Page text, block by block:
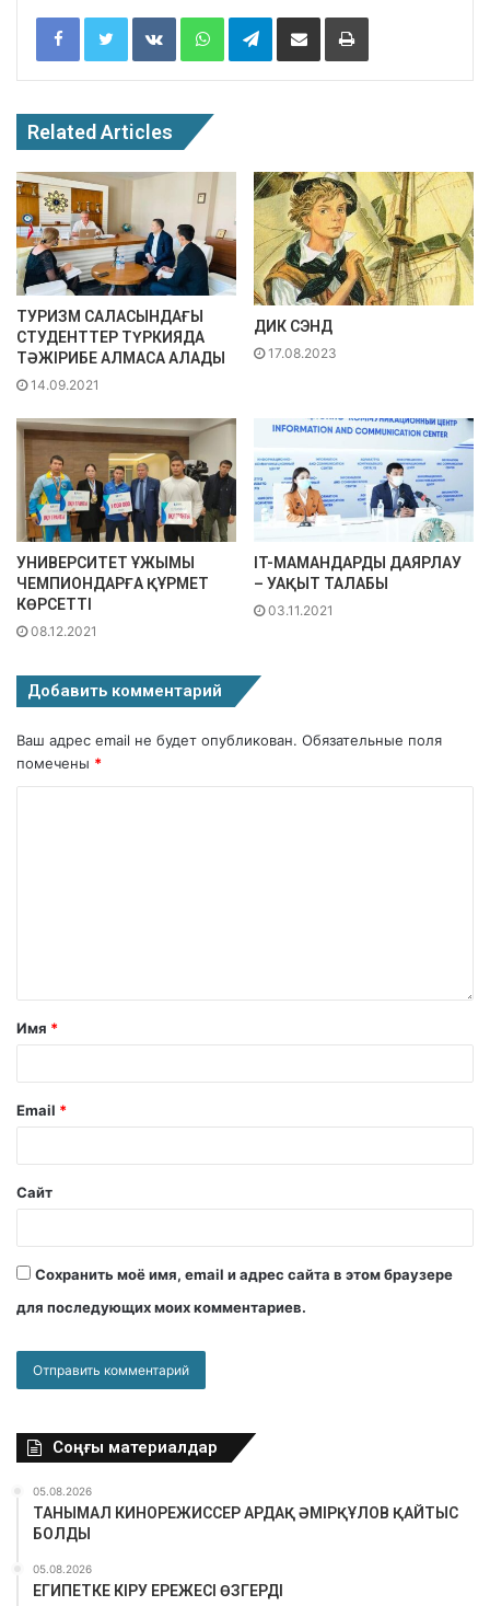
Facebook Twitter VKontakte WhatsApp Telegram
Related Articles
ТУРИЗМ САЛАСЫНДАҒЫ
СТУДЕНТТЕР ТҮРКИЯДА
ТӘЖІРИБЕ АЛМАСА АЛАДЫ
14.09.2021
ДИК СЭНД
17.08.2023
УНИВЕРСИТЕТ ҰЖЫМЫ
ЧЕМПИОНДАРҒА ҚҰРМЕТ
КӨРСЕТТІ
08.12.2021
IT-МАМАНДАРДЫ ДАЯРЛАУ
– УАҚЫТ ТАЛАБЫ
03.11.2021
Добавить комментарий
Ваш адрес email не будет опубликован. Обязательные поля
помечены *
Имя *
Email *
Сайт
Сохранить моё имя, email и адрес сайта в этом браузере
для последующих моих комментариев.
Соңғы материалдар
05.08.2026
ТАНЫМАЛ КИНОРЕЖИССЕР АРДАҚ ӘМІРҚҰЛОВ ҚАЙТЫС
БОЛДЫ
05.08.2026
ЕГИПЕТКЕ КІРУ ЕРЕЖЕСІ ӨЗГЕРДІ